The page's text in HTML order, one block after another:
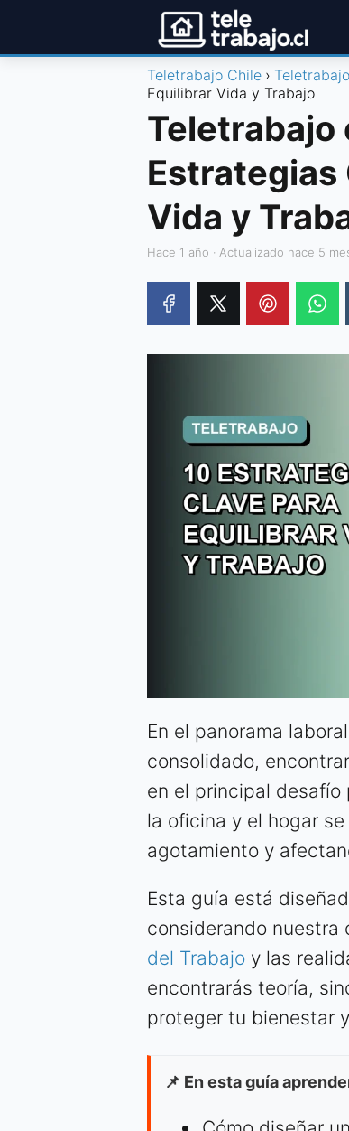
Teletrabajo Chile Teletrabajo
Equilibrar Vida y Trabajo
Teletrabajo
Estrategias
Vida y
hace 1 año · Actualizado hace 5
En el panorama
consolidado,
en el principal desafío
la oficina y el hogar
agotamiento y
Esta guía está
considerando nuestra
del Trabajo y las
encontrarás teoría,
proteger tu bienestar
📌 En esta guía